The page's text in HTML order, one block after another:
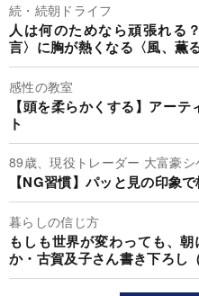
続・続朝ドライフ
人は何のためなら頑張れる
言〉に胸が熱くなる〈風、薫
感性の教室
【頭を柔らかくする】アー
ト
89歳、現役トレーダー 大富豪シ
【NG習慣】パッと見の印象
暮らしの信じ方
もしも世界が変わっても、
か・古賀及子さん書き下ろし